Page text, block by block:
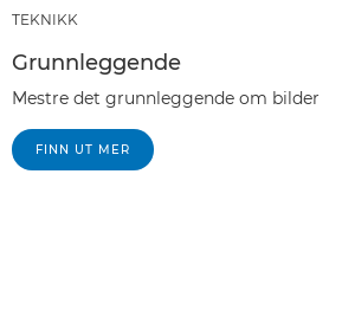
TEKNIKK
Grunnleggende
Mestre det grunnleggende om bilder
FINN UT MER